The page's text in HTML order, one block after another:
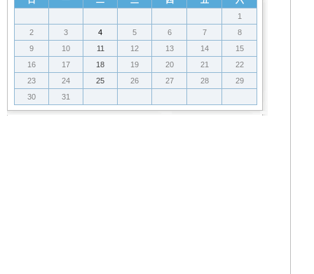
1
2
3 4 5 6 7
8
9
10 11 12 13 14
15
16
17 18 19 20 21
22
23
24 25 26 27 28
29
30
31